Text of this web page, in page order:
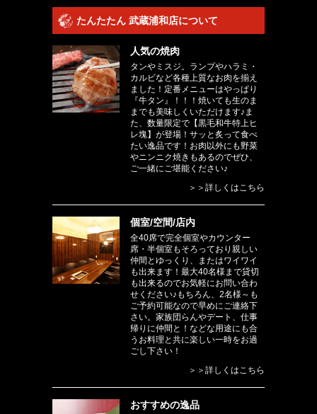
たんたたん 武蔵浦和店について
人気の焼肉
タンやミスジ。ランプやハラミ・
カルビなど各種上質なお肉を揃え
ました！定番メニューはやっぱり
『牛タン』！！！焼いても生のま
までも美味しくいただけます♪ま
た、数量限定で【黒毛和牛特上ヒ
レ塊】が登場！サッと炙って食べ
たい逸品です！お肉以外にも野菜
やニンニク焼きもあるのでぜひ、
ご一緒にご堪能ください♪
＞＞詳しくはこちら
個室/空間/店内
全40席で完全個室やカウンター
席・半個室もそろっており親しい
仲間とゆっくり、またはワイワイ
も出来ます！最大40名様まで貸切
も出来るのでお気軽にお問い合わ
せください♪もちろん、2名様～も
ご予約可能なので早めにご連絡下
さい。家族団らんやデート、仕事
帰りに仲間と！などな用途にも合
うお料理と共に楽しい一時をお過
ごし下さい！
＞＞詳しくはこちら
おすすめの逸品